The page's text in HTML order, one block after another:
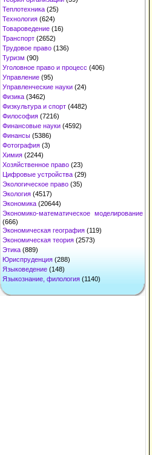
Теплотехника (25)
Технология (624)
Товароведение (16)
Транспорт (2652)
Трудовое право (136)
Туризм (90)
Уголовное право и процесс (406)
Управление (95)
Управленческие науки (24)
Физика (3462)
Физкультура и спорт (4482)
Философия (7216)
Финансовые науки (4592)
Финансы (5386)
Фотография (3)
Химия (2244)
Хозяйственное право (23)
Цифровые устройства (29)
Экологическое право (35)
Экология (4517)
Экономика (20644)
Экономико-математическое моделирование
(666)
Экономическая география (119)
Экономическая теория (2573)
Этика (889)
Юриспруденция (288)
Языковедение (148)
Языкознание, филология (1140)